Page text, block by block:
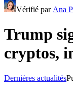
Vérifié par Ana
Trump
cryptos,
Dernières actualités